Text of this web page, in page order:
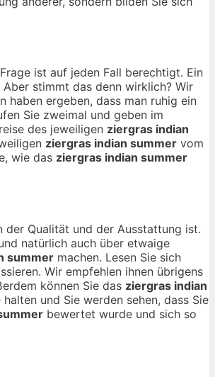
ist auf jeden Fall berechtigt. Ein
stimmt das denn wirklich? Wir
haben ergeben, dass man ruhig ein
Sie zweimal und geben im
des jeweiligen ziergras indian
ziergras indian summer vom
wie das ziergras indian summer
der Qualität und der Ausstattung ist.
natürlich auch über etwaige
summer machen. Lesen Sie sich
Wir empfehlen ihnen übrigens
können Sie das ziergras indian
und Sie werden sehen, dass Sie
bewertet wurde und sich so